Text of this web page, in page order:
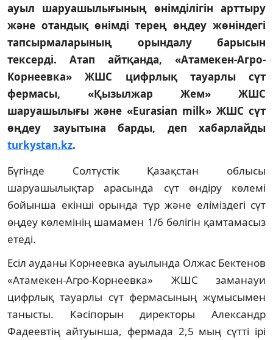
ауыл шаруашылығының өнімділігін арттыру
және отандық өнімді терең өңдеу жөніндегі
тапсырмаларының орындалу барысын
тексерді. Атап айтқанда, «Атамекен-Агро-
Корнеевка» ЖШС цифрлық тауарлы сүт
фермасы, «Қызылжар Жем» ЖШС
шаруашылығы және «Eurasian milk» ЖШС сүт
өңдеу зауытына барды, деп хабарлайды
turkystan.kz.
Бүгінде Солтүстік Қазақстан облысы
шаруашылықтар арасында сүт өндіру көлемі
бойынша екінші орында тұр және еліміздегі сүт
өңдеу көлемінің шамамен 1/6 бөлігін қамтамасыз
етеді.
Есіл ауданы Корнеевка ауылында Олжас Бектенов
«Атамекен-Агро-Корнеевка» ЖШС заманауи
цифрлық тауарлы сүт фермасының жұмысымен
танысты. Кәсіпорын директоры Александр
Фадеевтің айтуынша, фермада 2,5 мың сүтті ірі